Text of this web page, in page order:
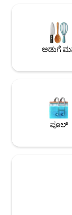
ಮನೆಯನ್ನು
ಹೊರಗಿರುವಾಗ ನಾವು
ತೆರೆಯುತ್ತೇವೆ. ನಮ್ಮ
ಅಡುಗೆ
ಪೂಲ್